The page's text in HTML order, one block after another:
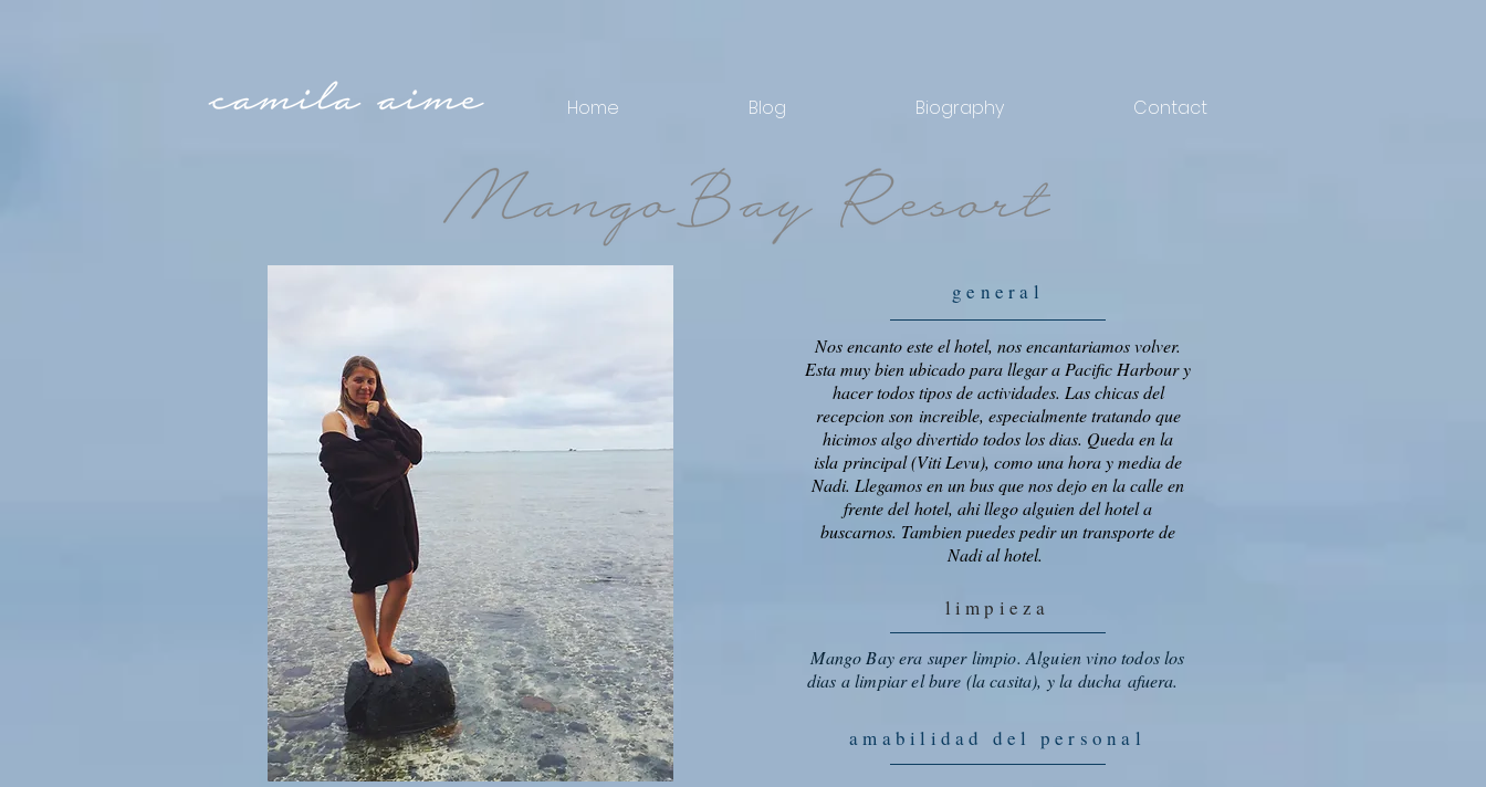
Home Blog Biography Contact
general
Nos encanto este el hotel, nos encantariamos volver.
Esta muy bien ubicado para llegar a Pacific Harbour y
hacer todos tipos de actividades. Las chicas del
recepcion son increible, especialmente tratando que
hicimos algo divertido todos los dias. Queda en la
isla principal (Viti Levu), como una hora y media de
Nadi. Llegamos en un bus que nos dejo en la calle en
frente del hotel, ahi llego alguien del hotel a
buscarnos. Tambien puedes pedir un transporte de
Nadi al hotel.
limpieza
Mango Bay era super limpio. Alguien vino todos los
dias a limpiar el bure (la casita), y la ducha afuera.
amabilidad del personal